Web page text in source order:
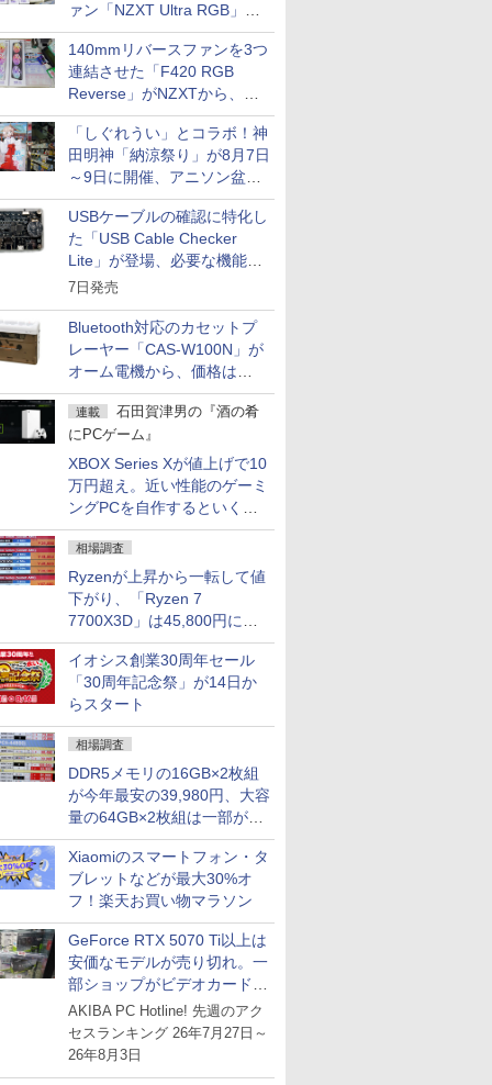
ァン「NZXT Ultra RGB」が
発売、計8製品
140mmリバースファンを3つ
連結させた「F420 RGB
Reverse」がNZXTから、単
一フレーム採用
「しぐれうい」とコラボ！神
田明神「納涼祭り」が8月7日
～9日に開催、アニソン盆踊
りや屋台グルメなどもあり
USBケーブルの確認に特化し
た「USB Cable Checker
Lite」が登場、必要な機能を
凝縮しコンパクトに
7日発売
Bluetooth対応のカセットプ
レーヤー「CAS-W100N」が
オーム電機から、価格は
5,940円
連載
石田賀津男の『酒の肴
にPCゲーム』
XBOX Series Xが値上げで10
万円超え。近い性能のゲーミ
ングPCを自作するといくら
になる？
相場調査
Ryzenが上昇から一転して値
下がり、「Ryzen 7
7700X3D」は45,800円に急
落し「Ryzen 7 7800X3D」
との価格逆転解消 [8月前半の
CPU価格]
イオシス創業30周年セール
「30周年記念祭」が14日か
らスタート
相場調査
DDR5メモリの16GB×2枚組
が今年最安の39,980円、大容
量の64GB×2枚組は一部が続
騰 [8月前半のメモリ価格]
Xiaomiのスマートフォン・タ
ブレットなどが最大30%オ
フ！楽天お買い物マラソン
GeForce RTX 5070 Ti以上は
安価なモデルが売り切れ。一
部ショップがビデオカードの
購入制限を実施したニュース
が注目を集める
AKIBA PC Hotline! 先週のアク
セスランキング 26年7月27日～
26年8月3日